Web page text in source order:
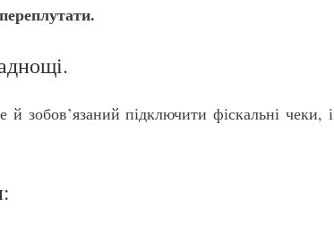
зобов’язаний підключити фіскальні чеки, і